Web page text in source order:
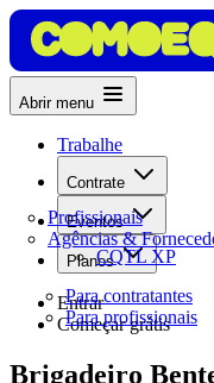
Abrir menu
Trabalhe
Contrate
Profissionais
Agências &
Eventos
CQTL XP
Planos
Para contratantes
Para profissionais
Entrar
Começar grátis
Brigadeiro